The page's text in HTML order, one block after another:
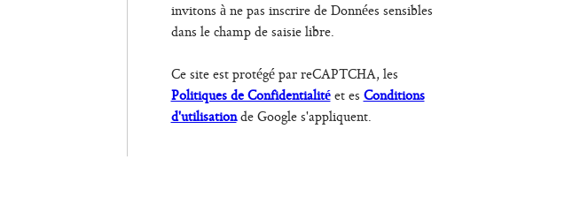
invitons à ne pas inscrire de Données sensibles
dans le champ de saisie libre.
Ce site est protégé par reCAPTCHA, les
Politiques de Confidentialitéet es Conditions
d'utilisationde Google s'appliquent.